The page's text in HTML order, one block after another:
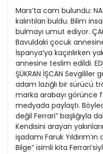
Evleniyoruz
Güney Dogu
Kitap Eki
Özel Ekler
Özel Okullar
Sevgililer Günü
Siyaset Eki
Sürdürülebilir yaşam
1991
1990
1989
1988
1987
1986
1985
1984
19
20
21
22
23
24
25
26
27
11
12
13
14
15
16
17
18
Mars’ta cam bulundu:
kalıntıları buldu. Bilim
bulmayı umut ediyor.
Bavuldaki çocuk
İspanya’ya kaçırılırken
annesine teslim edildi.
ŞÜKRAN İŞCAN
adam lazığlı bir sürücü
marka arabayı görünce
medyada paylaştı.
değil Ferrari” başlığıyla
Kendisini arayan
işadamı Faruk
Bilge” isimli kita